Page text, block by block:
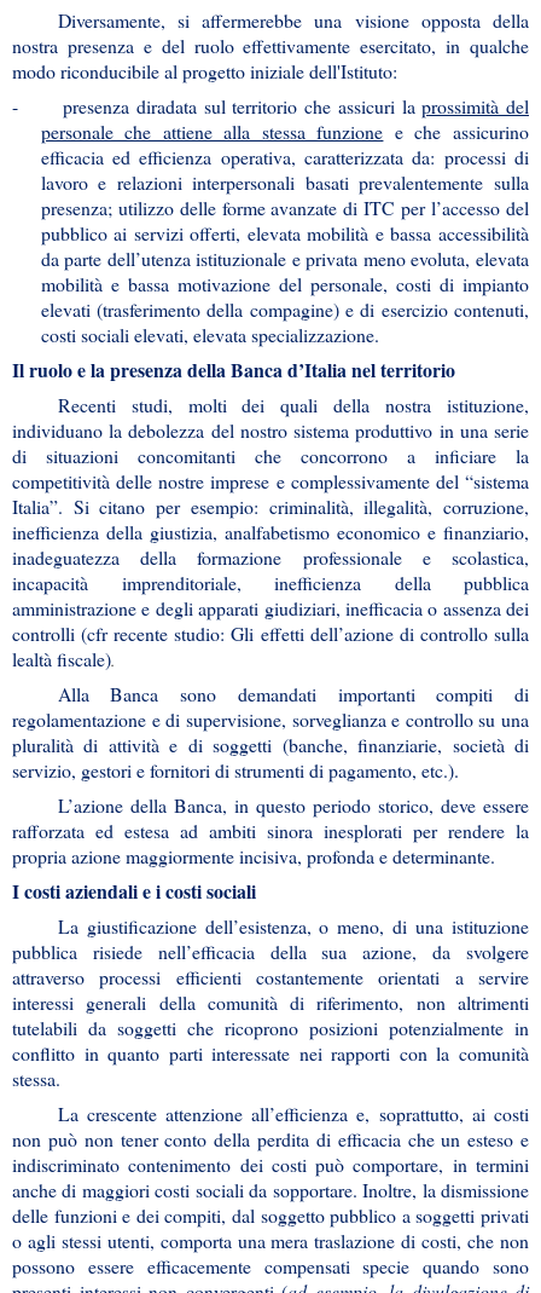
Diversamente, si affermerebbe una visione opposta della
nostra presenza e del ruolo effettivamente esercitato, in qualche
modo riconducibile al progetto iniziale dell'Istituto:
-
presenza diradata sul territorio che assicuri laprossimità del
personale che attiene alla stessa funzione e che assicurino
efficacia ed efficienza operativa, caratterizzata da: processi di
lavoro e relazioni interpersonali basati prevalentemente sulla
presenza; utilizzo delle forme avanzate di ITC per l’accesso del
pubblico ai servizi offerti, elevata mobilità e bassa accessibilità
da parte dell’utenza istituzionale e privata meno evoluta, elevata
mobilità e bassa motivazione del personale, costi di impianto
elevati (trasferimento della compagine) e di esercizio contenuti,
costi sociali elevati, elevata specializzazione.
Il ruolo e la presenza della Banca d’Italia nel territorio
Recenti studi, molti dei quali della nostra istituzione,
individuano la debolezza del nostro sistema produttivo in una serie
di situazioni concomitanti che concorrono a inficiare la
competitività delle nostre imprese e complessivamente del “sistema
Italia”. Si citano per esempio: criminalità, illegalità, corruzione,
inefficienza della giustizia, analfabetismo economico e finanziario,
inadeguatezza della formazione professionale e scolastica,
incapacità imprenditoriale, inefficienza della pubblica
amministrazione e degli apparati giudiziari, inefficacia o assenza dei
controlli (cfr recente studio: Gli effetti dell’azione di controllo sulla
lealtà fiscale).
Alla Banca sono demandati importanti compiti di
regolamentazione e di supervisione, sorveglianza e controllo su una
pluralità di attività e di soggetti (banche, finanziarie, società di
servizio, gestori e fornitori di strumenti di pagamento, etc.).
L’azione della Banca, in questo periodo storico, deve essere
rafforzata ed estesa ad ambiti sinora inesplorati per rendere la
propria azione maggiormente incisiva, profonda e determinante.
I costi aziendali e i costi sociali
La giustificazione dell’esistenza, o meno, di una istituzione
pubblica risiede nell’efficacia della sua azione, da svolgere
attraverso processi efficienti costantemente orientati a servire
interessi generali della comunità di riferimento, non altrimenti
tutelabili da soggetti che ricoprono posizioni potenzialmente in
conflitto in quanto parti interessate nei rapporti con la comunità
stessa.
La crescente attenzione all’efficienza e, soprattutto, ai costi
non può non tener conto della perdita di efficacia che un esteso e
indiscriminato contenimento dei costi può comportare, in termini
anche di maggiori costi sociali da sopportare. Inoltre, la dismissione
delle funzioni e dei compiti, dal soggetto pubblico a soggetti privati
o agli stessi utenti, comporta una mera traslazione di costi, che non
possono essere efficacemente compensati specie quando sono